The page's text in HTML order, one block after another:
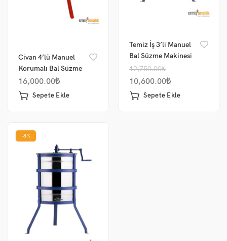
Civan 4’lü Manuel
Korumalı Bal Süzme
Makinesi
16,000.00₺
Sepete Ekle
Temiz İş 3’li Manuel
Bal Süzme Makinesi
12,750.00₺
10,600.00₺
Sepete Ekle
-8%